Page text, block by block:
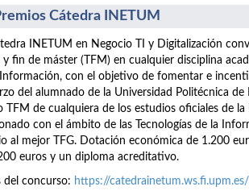
Cátedra INETUM
INETUM en Negocio TI y Digitalización
y fin de máster (TFM) en cualquier disciplina
con el objetivo de fomentar e
del alumnado de la Universidad Politécnica
TFM de cualquiera de los estudios oficiales de
con el ámbito de las Tecnologías de la
al mejor TFG. Dotación económica de 1.200
euros y un diploma acreditativo.
del concurso: https://